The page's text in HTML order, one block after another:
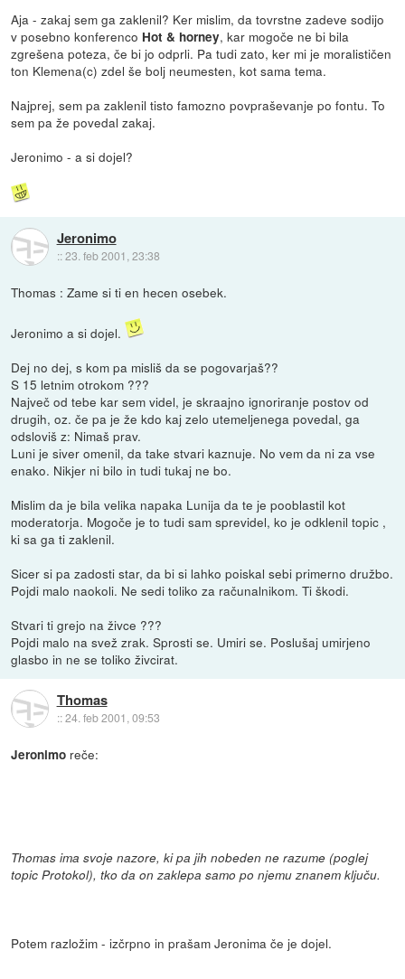
Aja - zakaj sem ga zaklenil? Ker mislim, da tovrstne zadeve sodijo
v posebno konferenco Hot & horney, kar mogoče ne bi bila
zgrešena poteza, če bi jo odprli. Pa tudi zato, ker mi je moralističen
ton Klemena(c) zdel še bolj neumesten, kot sama tema.
Najprej, sem pa zaklenil tisto famozno povpraševanje po fontu. To
sem pa že povedal zakaj.
Jeronimo - a si dojel?
Jeronimo
::23. feb 2001, 23:38
Thomas : Zame si ti en hecen osebek.
Jeronimo a si dojel.
Dej no dej, s kom pa misliš da se pogovarjaš??
S 15 letnim otrokom ???
Največ od tebe kar sem videl, je skraajno ignoriranje postov od
drugih, oz. če pa je že kdo kaj zelo utemeljenega povedal, ga
odsloviš z: Nimaš prav.
Luni je siver omenil, da take stvari kaznuje. No vem da ni za vse
enako. Nikjer ni bilo in tudi tukaj ne bo.
Mislim da je bila velika napaka Lunija da te je pooblastil kot
moderatorja. Mogoče je to tudi sam sprevidel, ko je odklenil topic ,
ki sa ga ti zaklenil.
Sicer si pa zadosti star, da bi si lahko poiskal sebi primerno družbo.
Pojdi malo naokoli. Ne sedi toliko za računalnikom. Ti škodi.
Stvari ti grejo na živce ???
Pojdi malo na svež zrak. Sprosti se. Umiri se. Poslušaj umirjeno
glasbo in ne se toliko živcirat.
Thomas
::24. feb 2001, 09:53
Jeronimo reče:
Thomas ima svoje nazore, ki pa jih nobeden ne razume (poglej
topic Protokol), tko da on zaklepa samo po njemu znanem ključu.
Potem razložim - izčrpno in prašam Jeronima če je dojel.